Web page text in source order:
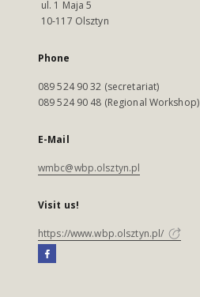
ul. 1 Maja 5
10-117 Olsztyn
Phone
089 524 90 32 (secretariat)
089 524 90 48 (Regional Workshop)
E-Mail
wmbc@wbp.olsztyn.pl
Visit us!
https://www.wbp.olsztyn.pl/